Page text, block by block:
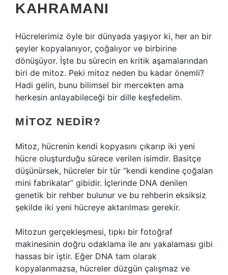
KAHRAMANI
Hücrelerimiz öyle bir dünyada yaşıyor ki, her an bir
şeyler kopyalanıyor, çoğalıyor ve birbirine
dönüşüyor. İşte bu sürecin en kritik aşamalarından
biri de mitoz. Peki mitoz neden bu kadar önemli?
Hadi gelin, bunu bilimsel bir mercekten ama
herkesin anlayabileceği bir dille keşfedelim.
MITOZ NEDIR?
Mitoz, hücrenin kendi kopyasını çıkarıp iki yeni
hücre oluşturduğu sürece verilen isimdir. Basitçe
düşünürsek, hücreler bir tür “kendi kendine çoğalan
mini fabrikalar” gibidir. İçlerinde DNA denilen
genetik bir rehber bulunur ve bu rehberin eksiksiz
şekilde iki yeni hücreye aktarılması gerekir.
Mitozun gerçekleşmesi, tıpkı bir fotoğraf
makinesinin doğru odaklama ile anı yakalaması gibi
hassas bir iştir. Eğer DNA tam olarak
kopyalanmazsa, hücreler düzgün çalışmaz ve